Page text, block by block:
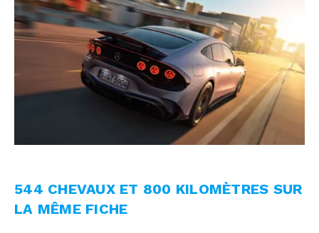
544 CHEVAUX ET 800 KILOMÈTRES SUR
LA MÊME FICHE